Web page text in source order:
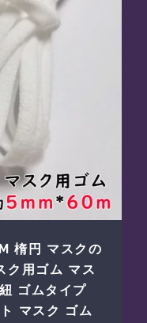
楕円 マスクの
ク用ゴム マス
ゴムタイプ
マスク ゴム